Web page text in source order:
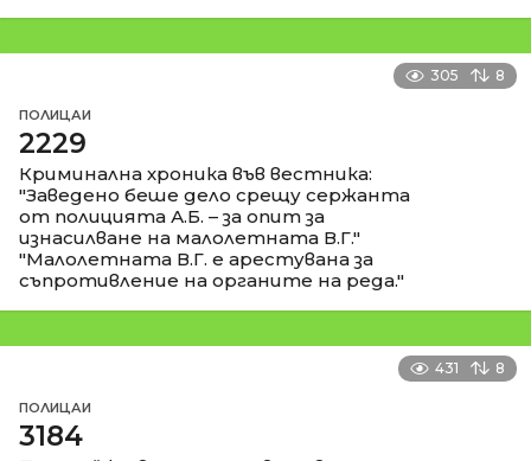
305 8
ПОЛИЦАИ
2229
Криминална хроника във вестника:
"Заведено беше дело срещу сержанта
от полицията А.Б. – за опит за
изнасилване на малолетната В.Г."
"Малолетната В.Г. е арестувана за
съпротивление на органите на реда."
431 8
ПОЛИЦАИ
3184